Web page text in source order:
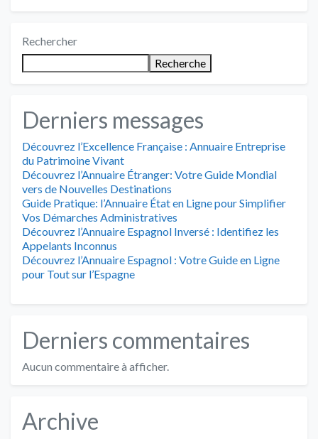
Rechercher
Recherche
Derniers messages
Découvrez l’Excellence Française : Annuaire Entreprise
du Patrimoine Vivant
Découvrez l’Annuaire Étranger: Votre Guide Mondial
vers de Nouvelles Destinations
Guide Pratique: l’Annuaire État en Ligne pour Simplifier
Vos Démarches Administratives
Découvrez l’Annuaire Espagnol Inversé : Identifiez les
Appelants Inconnus
Découvrez l’Annuaire Espagnol : Votre Guide en Ligne
pour Tout sur l’Espagne
Derniers commentaires
Aucun commentaire à afficher.
Archive